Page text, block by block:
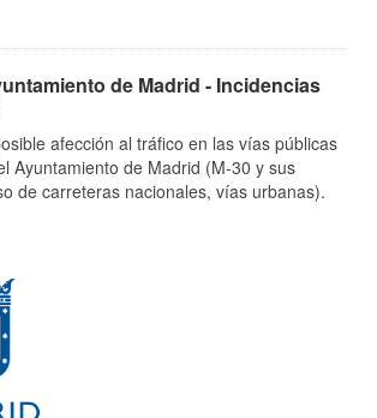
de Madrid - Incidencias
afección al tráfico en las vías públicas
Ayuntamiento de Madrid (M-30 y sus
de carreteras nacionales, vías urbanas).